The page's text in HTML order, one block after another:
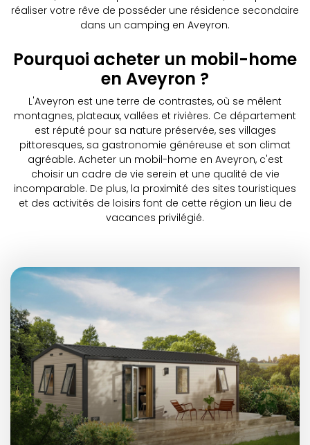
réaliser votre rêve de posséder une résidence secondaire
dans un camping en Aveyron.
Pourquoi acheter un mobil-home
en Aveyron ?
L'Aveyron est une terre de contrastes, où se mêlent
montagnes, plateaux, vallées et rivières. Ce département
est réputé pour sa nature préservée, ses villages
pittoresques, sa gastronomie généreuse et son climat
agréable. Acheter un mobil-home en Aveyron, c'est
choisir un cadre de vie serein et une qualité de vie
incomparable. De plus, la proximité des sites touristiques
et des activités de loisirs font de cette région un lieu de
vacances privilégié.